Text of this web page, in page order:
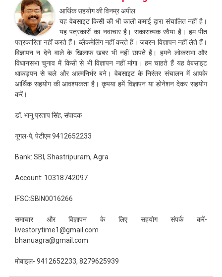
आर्थिक सहयोग की विनम्र अपील
यह वेबसाइट किसी की भी काली कमाई द्वारा संचालित नहीं है।
यह पत्रकारों का नवाचार है। सकारात्मक रवैया है। हम पीत
पत्रकारिता नहीं करते हैं। ब्लैकमेलिंग नहीं करते हैं। जबरन विज्ञापन नहीं लेते हैं।
विज्ञापन न देने वाले के खिलाफ खबर भी नहीं छापते हैं। हमने लोकसभा और
विधानसभा चुनाव में किसी से भी विज्ञापन नहीं मांगा। हम चाहते हैं यह वेबसाइट
धाकड़पन से चले और आत्मनिर्भर बने। वेबसाइट के निरंतर संचालन में आपके
आर्थिक सहयोग की आवश्यकता है। कृपया हमें विज्ञापन या डोनेशन देकर सहयोग
करें।
डॉ. भानु प्रताप सिंह, संपादक
गूगल-पे, पेटीएम 9412652233
Bank: SBI, Shastripuram, Agra
Account: 10318742097
IFSC:SBIN0016266
समाचार और विज्ञापन के लिए सहयोग संपर्क करें-
livestorytime1@gmail.com
bhanuagra@gmail.com
मोबाइल- 9412652233, 8279625939